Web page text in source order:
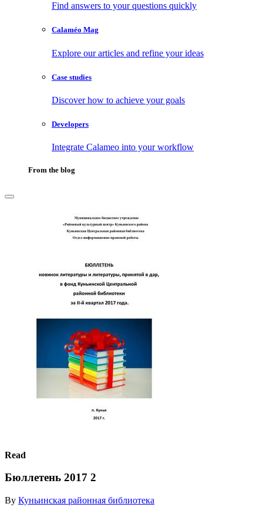
Find answers to your questions quickly
Calaméo Mag
Explore our articles and refine your ideas
Case studies
Discover how to achieve your goals
Developers
Integrate Calameo into your workflow
From the blog
Read
Бюллетень 2017 2
By Куньинская районная библиотека